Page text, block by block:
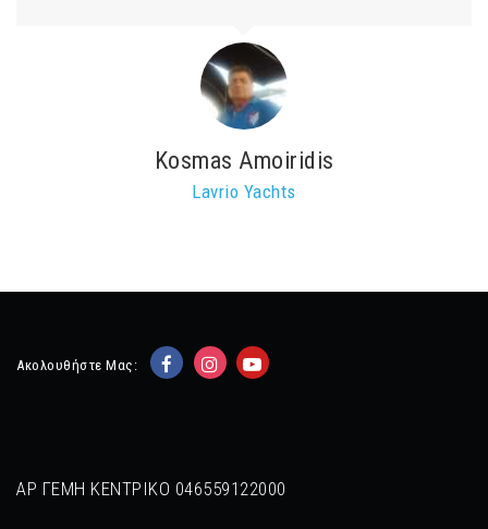
Kosmas Amoiridis
Lavrio Yachts
Ακολουθήστε Μας:
ΑΡ ΓΕΜΗ ΚΕΝΤΡΙΚΟ 046559122000